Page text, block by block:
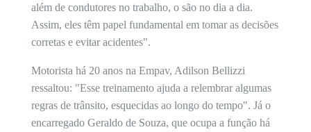
além de condutores no trabalho, o são no dia a dia.
Assim, eles têm papel fundamental em tomar as decisões
corretas e evitar acidentes".
Motorista há 20 anos na Empav, Adilson Bellizzi
ressaltou: "Esse treinamento ajuda a relembrar algumas
regras de trânsito, esquecidas ao longo do tempo". Já o
encarregado Geraldo de Souza, que ocupa a função há